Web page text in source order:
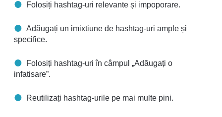
Folosiți hashtag-uri relevante și impoporare.
Adăugați un imixtiune de hashtag-uri ample și
specifice.
Folosiți hashtag-uri în câmpul „Adăugați o
infatisare”.
Reutilizați hashtag-urile pe mai multe pini.